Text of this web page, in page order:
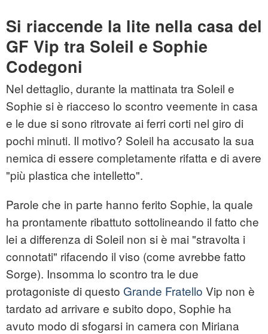
Si riaccende la lite nella casa del
GF Vip tra Soleil e Sophie
Codegoni
Nel dettaglio, durante la mattinata tra Soleil e
Sophie si è riacceso lo scontro veemente in casa
e le due si sono ritrovate ai ferri corti nel giro di
pochi minuti. Il motivo? Soleil ha accusato la sua
nemica di essere completamente rifatta e di avere
"più plastica che intelletto".
Parole che in parte hanno ferito Sophie, la quale
ha prontamente ribattuto sottolineando il fatto che
lei a differenza di Soleil non si è mai "stravolta i
connotati" rifacendo il viso (come avrebbe fatto
Sorge). Insomma lo scontro tra le due
protagoniste di questo Grande Fratello Vip non è
tardato ad arrivare e subito dopo, Sophie ha
avuto modo di sfogarsi in camera con Miriana